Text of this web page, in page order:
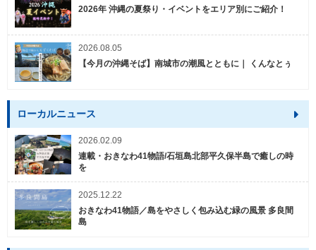
2026年 沖縄の夏祭り・イベントをエリア別にご紹介！
2026.08.05
【今月の沖縄そば】南城市の潮風とともに｜ くんなとぅ
ローカルニュース
2026.02.09
連載・おきなわ41物語/石垣島北部平久保半島で癒しの時
を
2025.12.22
おきなわ41物語／島をやさしく包み込む緑の風景 多良間
島